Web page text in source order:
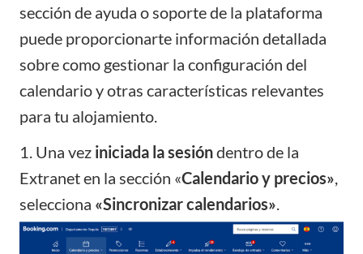
sección de ayuda o soporte de la plataforma
puede proporcionarte información detallada
sobre como gestionar la configuración del
calendario y otras características relevantes
para tu alojamiento.
1. Una vez iniciada la sesióndentro de la
Extranet en la sección «Calendario y precios»,
selecciona «Sincronizar calendarios».